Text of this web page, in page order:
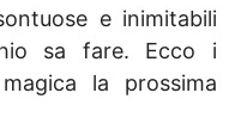
e inimitabili
sa fare. Ecco i
la prossima